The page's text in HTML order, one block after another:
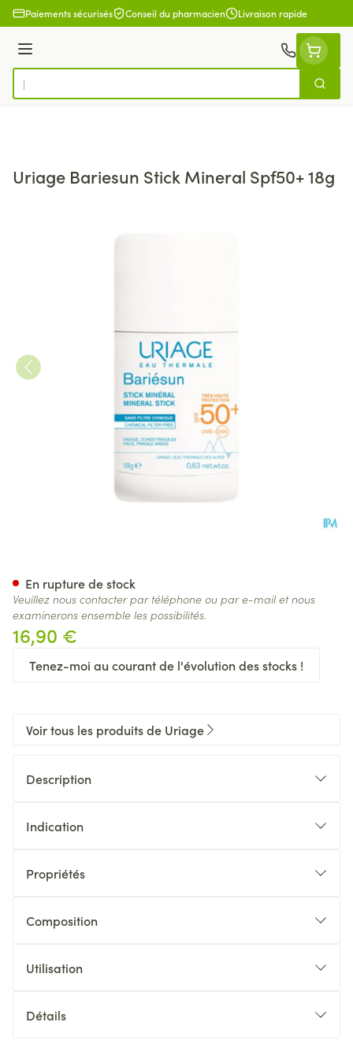
Aller au contenu
Paiements sécurisés Conseil du pharmacien Livraison rapide
Menu
Rechercher
Uriage Bariesun Stick Mineral Spf50+ 18g
16,90 €
Tenez-moi au courant de l'évolution des stocks !
En rupture de stock
Veuillez nous contacter par téléphone ou par e-mail et nous
examinerons ensemble les possibilités.
Voir tous les produits de Uriage
Description
Indication
Propriétés
Composition
Utilisation
Détails